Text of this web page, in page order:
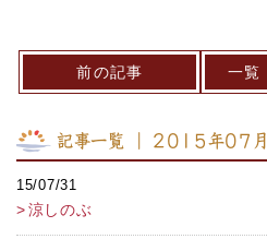
前の記事 一覧
記事一覧 ｜ 2015年07月
15/07/31
涼しのぶ